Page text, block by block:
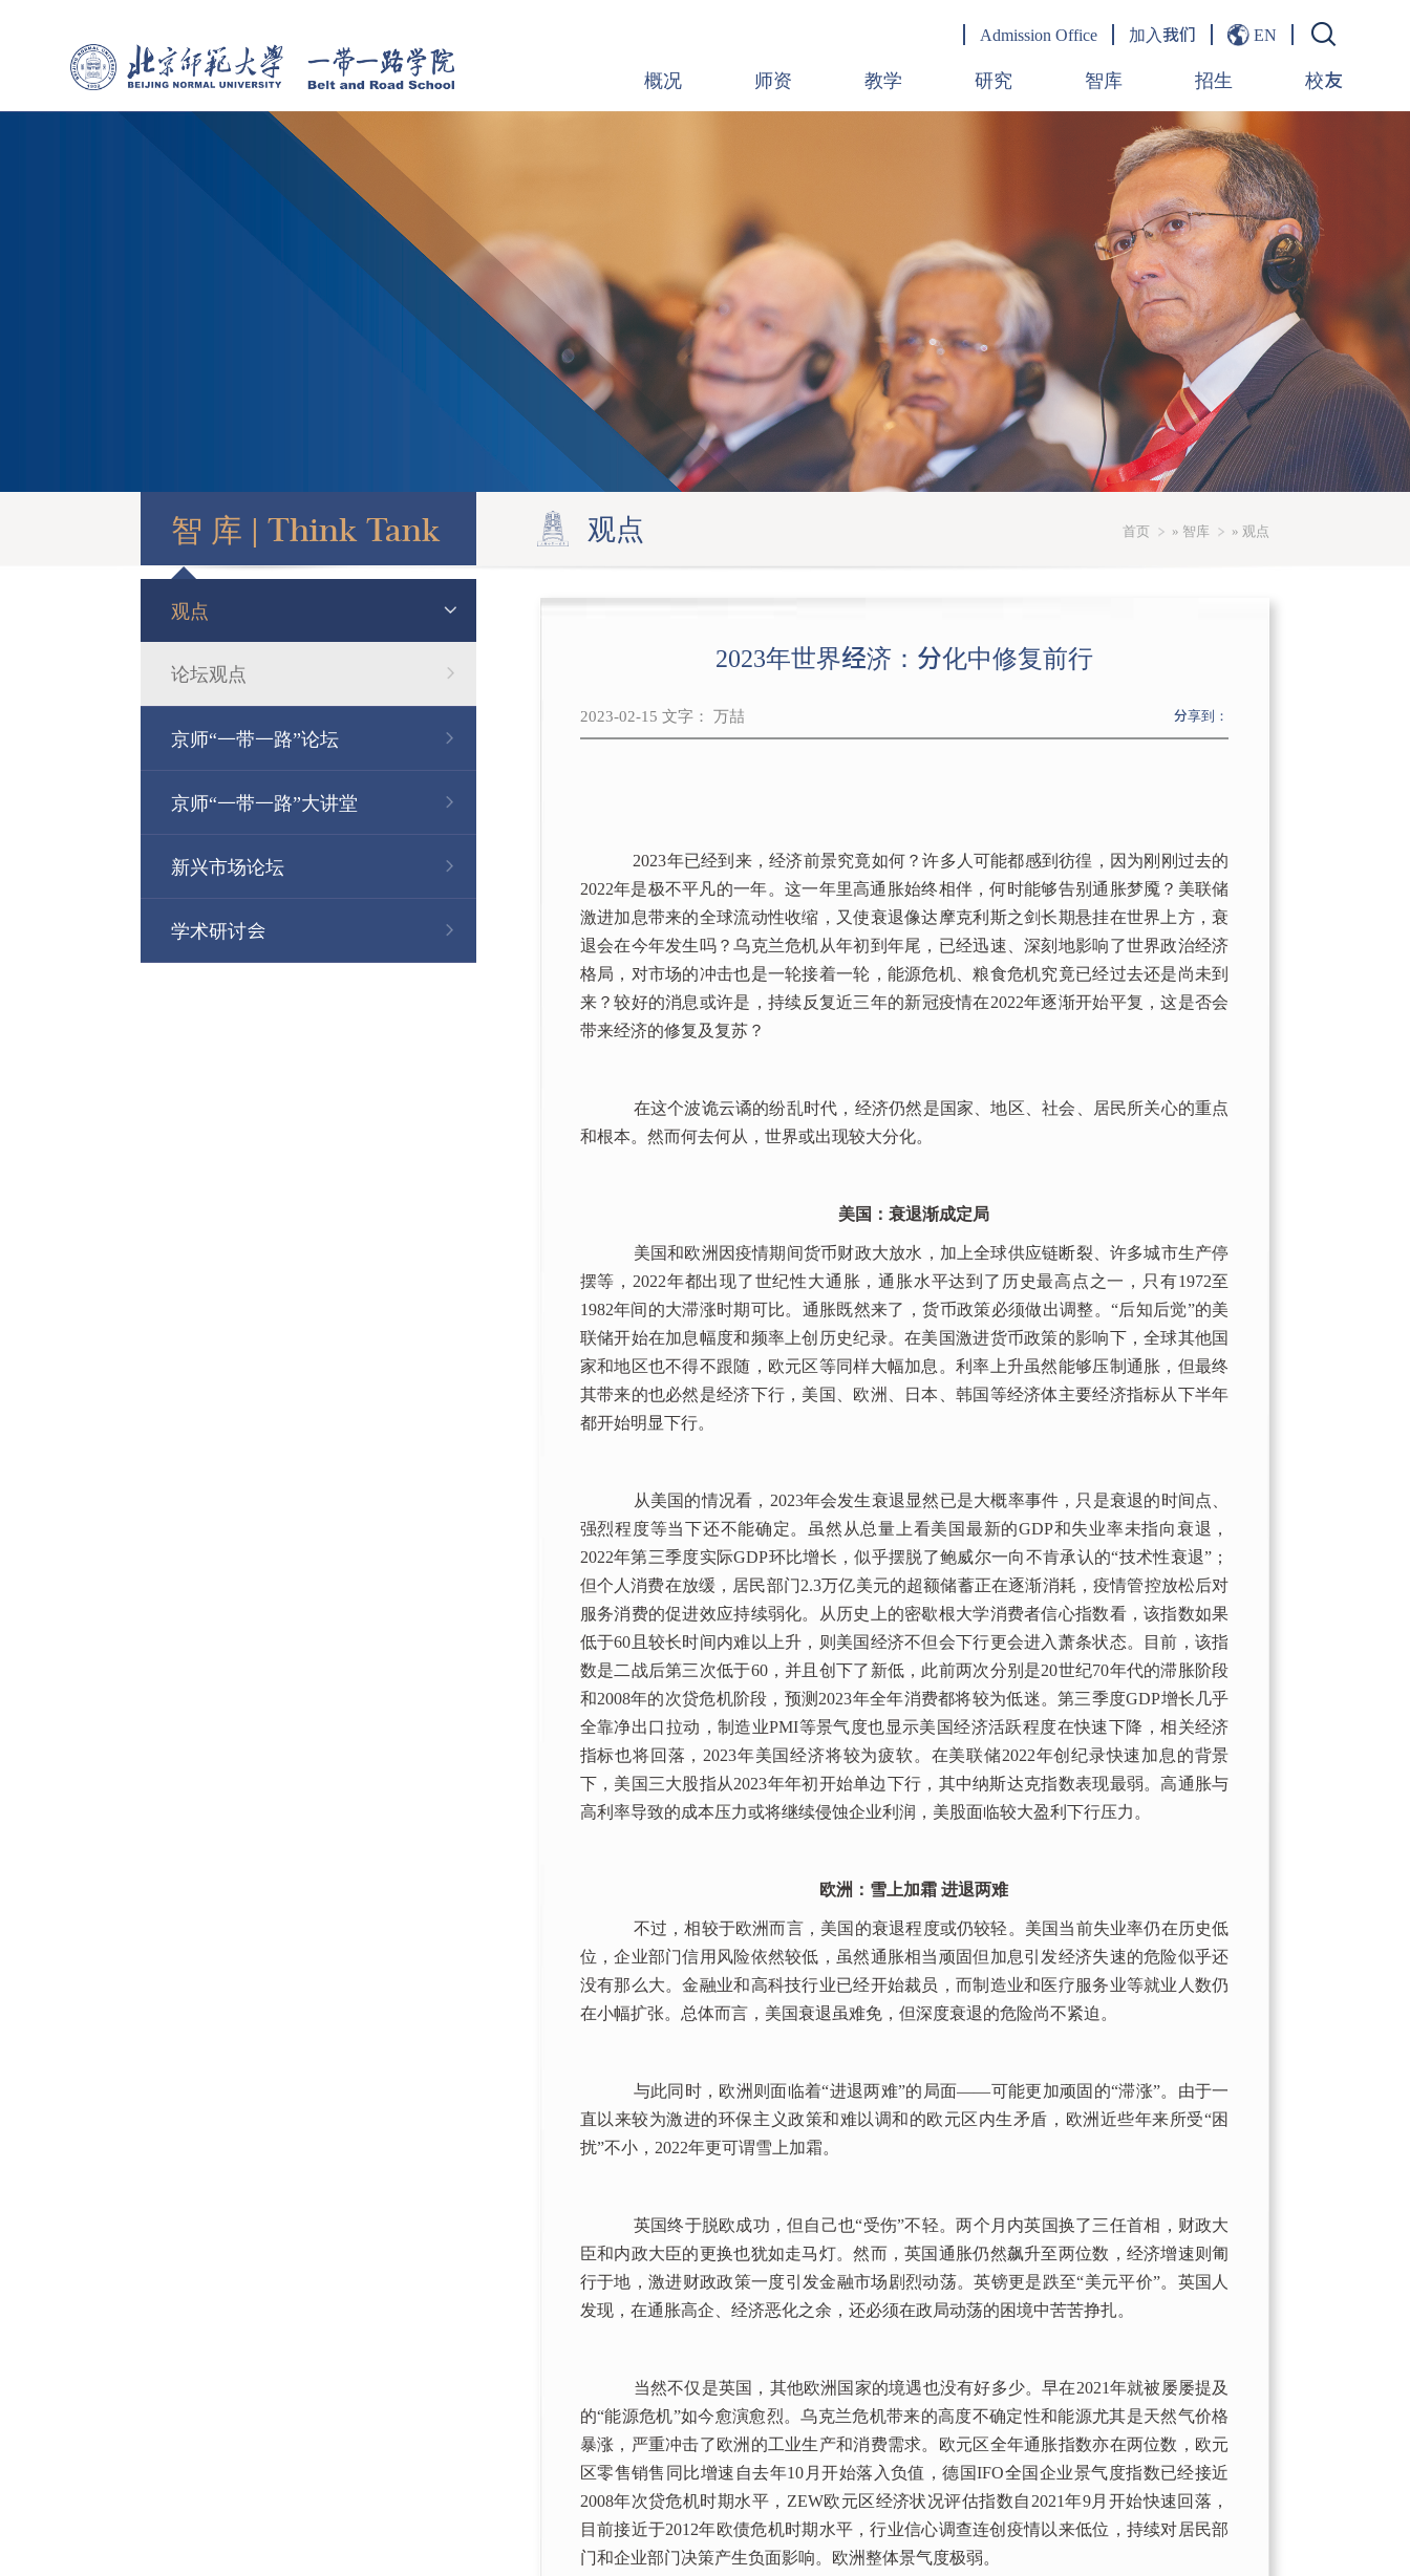
Admission Office 加入我们 EN
概况
党建工作
联系方式
师资 教学
精品课程
社会调研
事业发展
通知公告
研究
研究中心
博士后
智库
京师“一带一路”论坛
京师“一带一路”大讲堂
新兴市场论坛
学术研讨会
招生
项目概况
招生动态
校园生活
校友
首页 » 智库 » 观点
智 库 |Think Tank 观点
观点
论坛观点
京师“一带一路”论坛
第三届京师一带一路论坛
第二届京师一带一路论坛
第一届京师一带一路论坛
京师“一带一路”大讲堂
新兴市场论坛
学术研讨会
2023年世界经济：分化中修复前行
2023-02-15 文字： 万喆 分享到：
2023年已经到来，经济前景究竟如何？许多人可能都感到彷徨，因为刚刚过去的
2022年是极不平凡的一年。这一年里高通胀始终相伴，何时能够告别通胀梦魇？美联储
激进加息带来的全球流动性收缩，又使衰退像达摩克利斯之剑长期悬挂在世界上方，衰
退会在今年发生吗？乌克兰危机从年初到年尾，已经迅速、深刻地影响了世界政治经济
格局，对市场的冲击也是一轮接着一轮，能源危机、粮食危机究竟已经过去还是尚未到
来？较好的消息或许是，持续反复近三年的新冠疫情在2022年逐渐开始平复，这是否会
带来经济的修复及复苏？
在这个波诡云谲的纷乱时代，经济仍然是国家、地区、社会、居民所关心的重点
和根本。然而何去何从，世界或出现较大分化。
美国：衰退渐成定局
美国和欧洲因疫情期间货币财政大放水，加上全球供应链断裂、许多城市生产停
摆等，2022年都出现了世纪性大通胀，通胀水平达到了历史最高点之一，只有1972至
1982年间的大滞涨时期可比。通胀既然来了，货币政策必须做出调整。“后知后觉”的美
联储开始在加息幅度和频率上创历史纪录。在美国激进货币政策的影响下，全球其他国
家和地区也不得不跟随，欧元区等同样大幅加息。利率上升虽然能够压制通胀，但最终
其带来的也必然是经济下行，美国、欧洲、日本、韩国等经济体主要经济指标从下半年
都开始明显下行。
从美国的情况看，2023年会发生衰退显然已是大概率事件，只是衰退的时间点、
强烈程度等当下还不能确定。虽然从总量上看美国最新的GDP和失业率未指向衰退，
2022年第三季度实际GDP环比增长，似乎摆脱了鲍威尔一向不肯承认的“技术性衰退”；
但个人消费在放缓，居民部门2.3万亿美元的超额储蓄正在逐渐消耗，疫情管控放松后对
服务消费的促进效应持续弱化。从历史上的密歇根大学消费者信心指数看，该指数如果
低于60且较长时间内难以上升，则美国经济不但会下行更会进入萧条状态。目前，该指
数是二战后第三次低于60，并且创下了新低，此前两次分别是20世纪70年代的滞胀阶段
和2008年的次贷危机阶段，预测2023年全年消费都将较为低迷。第三季度GDP增长几乎
全靠净出口拉动，制造业PMI等景气度也显示美国经济活跃程度在快速下降，相关经济
指标也将回落，2023年美国经济将较为疲软。在美联储2022年创纪录快速加息的背景
下，美国三大股指从2023年年初开始单边下行，其中纳斯达克指数表现最弱。高通胀与
高利率导致的成本压力或将继续侵蚀企业利润，美股面临较大盈利下行压力。
欧洲：雪上加霜 进退两难
不过，相较于欧洲而言，美国的衰退程度或仍较轻。美国当前失业率仍在历史低
位，企业部门信用风险依然较低，虽然通胀相当顽固但加息引发经济失速的危险似乎还
没有那么大。金融业和高科技行业已经开始裁员，而制造业和医疗服务业等就业人数仍
在小幅扩张。总体而言，美国衰退虽难免，但深度衰退的危险尚不紧迫。
与此同时，欧洲则面临着“进退两难”的局面——可能更加顽固的“滞涨”。由于一
直以来较为激进的环保主义政策和难以调和的欧元区内生矛盾，欧洲近些年来所受“困
扰”不小，2022年更可谓雪上加霜。
英国终于脱欧成功，但自己也“受伤”不轻。两个月内英国换了三任首相，财政大
臣和内政大臣的更换也犹如走马灯。然而，英国通胀仍然飙升至两位数，经济增速则匍
行于地，激进财政政策一度引发金融市场剧烈动荡。英镑更是跌至“美元平价”。英国人
发现，在通胀高企、经济恶化之余，还必须在政局动荡的困境中苦苦挣扎。
当然不仅是英国，其他欧洲国家的境遇也没有好多少。早在2021年就被屡屡提及
的“能源危机”如今愈演愈烈。乌克兰危机带来的高度不确定性和能源尤其是天然气价格
暴涨，严重冲击了欧洲的工业生产和消费需求。欧元区全年通胀指数亦在两位数，欧元
区零售销售同比增速自去年10月开始落入负值，德国IFO全国企业景气度指数已经接近
2008年次贷危机时期水平，ZEW欧元区经济状况评估指数自2021年9月开始快速回落，
目前接近于2012年欧债危机时期水平，行业信心调查连创疫情以来低位，持续对居民部
门和企业部门决策产生负面影响。欧洲整体景气度极弱。